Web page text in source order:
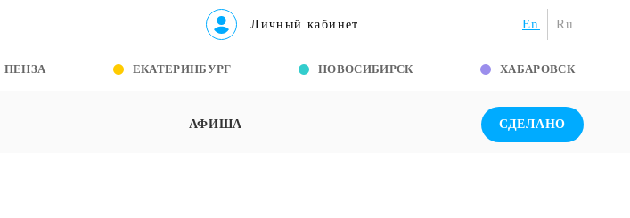
Личный кабинет En Ru
ПЕНЗА ЕКАТЕРИНБУРГ НОВОСИБИРСК ХАБАРОВСК
АФИША СДЕЛАНО